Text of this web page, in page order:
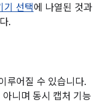
기 선택에 나열된 것과
.
루어질 수 있습니다.
니며 동시 캡처 기능